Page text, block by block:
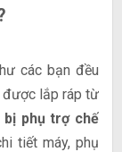
các bạn đều
được lắp ráp từ
bị phụ trợ chế
tiết máy, phụ